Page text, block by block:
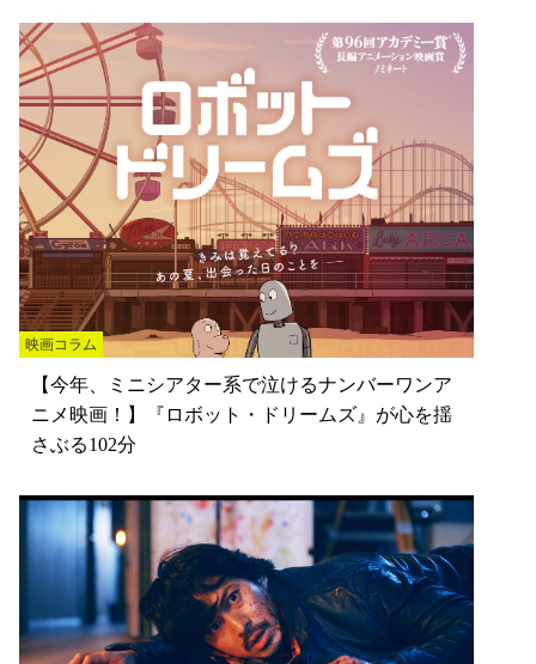
映画コラム
【今年、ミニシアター系で泣けるナンバーワンア
ニメ映画！】『ロボット・ドリームズ』が心を揺
さぶる102分